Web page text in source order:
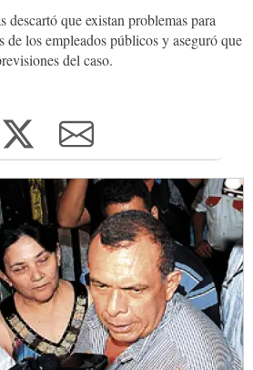
descartó que existan problemas para
de los empleados públicos y aseguró que
del caso.